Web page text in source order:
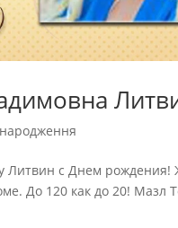
с Днем рождения!
До 120 как до 20! Мазл